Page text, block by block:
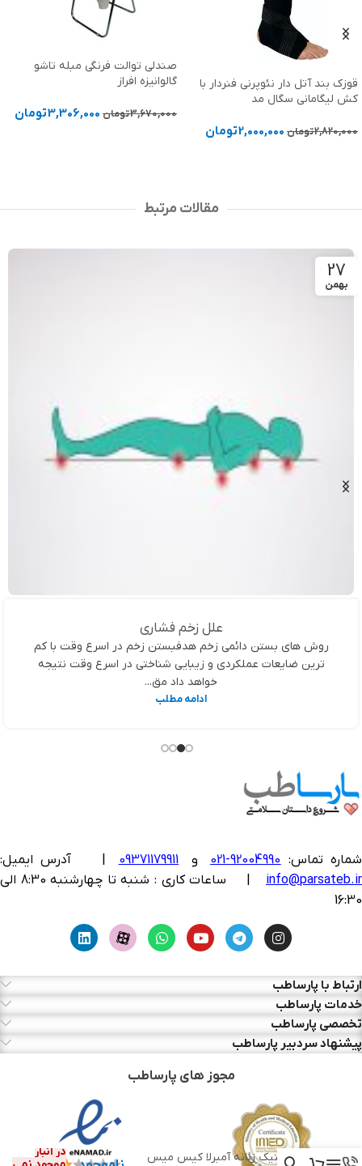
گالوانیزه افراز
افزودن به سبد خرید
سوتین طبی استر Ester آموئنا
Amoena آلمان کد 42577
8,870,000تومان
مقالات مرتبط
27
بهمن
علل زخم فشاری
روش های بستن دائمی زخم هدفبستن زخم در اسرع وقت با کم
ترین ضایعات عملکردی و زیبایی شناختی در اسرع وقت نتیجه
خواهد داد مق...
ادامه مطلب
شماره تماس: 92004990-021 و 09371179911
آدرس ایمیل:
info@parsateb.ir
| ساعات کاری : شنبه تا چهارشنبه 8:30 الی
16:30
ارتباط با پارساطب
خدمات پارساطب
تخصصی پارساطب
پیشنهاد سردبیر پارساطب
مجوز های پارساطب
مام استیک زنانه آمبرلا کیس میس
در انبار